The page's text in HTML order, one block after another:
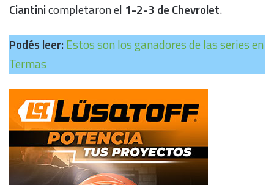
Ciantinicompletaron el 1-2-3 de Chevrolet.
Podés leer: Estos son los ganadores de las series en
Termas